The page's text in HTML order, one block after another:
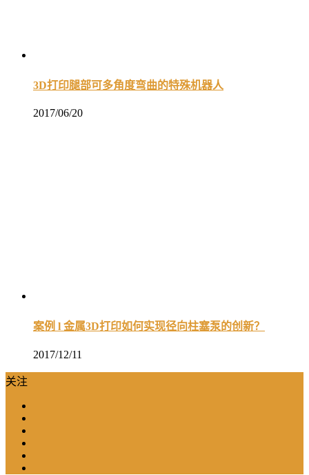
3D打印腿部可多角度弯曲的特殊机器人
2017/06/20
案例 l 金属3D打印如何实现径向柱塞泵的创新？
2017/12/11
关注